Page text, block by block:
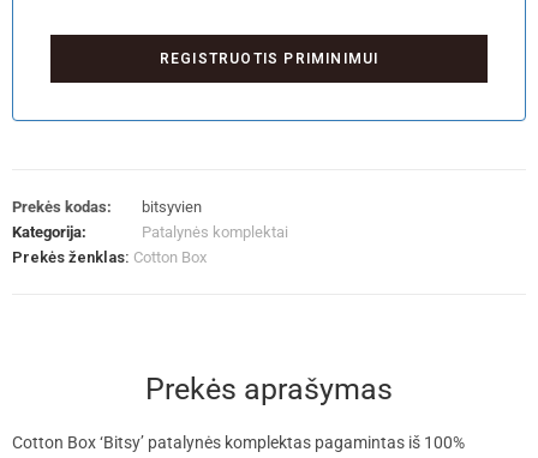
Prekės kodas:
bitsyvien
Kategorija:
Patalynės komplektai
Prekės ženklas: Cotton Box
Prekės aprašymas
Cotton Box ‘Bitsy’ patalynės komplektas pagamintas iš 100%